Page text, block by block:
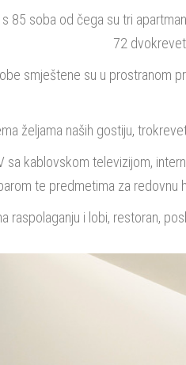
85 soba od čega su tri
72
smještene su u prostranom
željama naših gostiju,
sa kablovskom televizijom,
te predmetima za redovnu
raspolaganju i lobi, restoran,